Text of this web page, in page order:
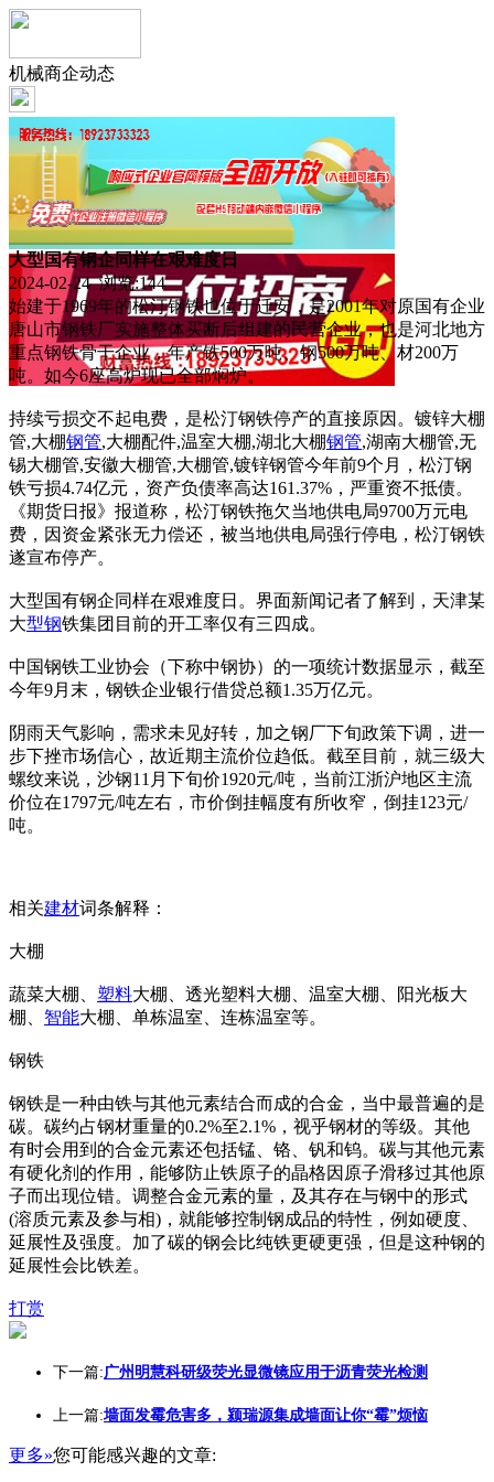
机械商企动态
大型国有钢企同样在艰难度日
2024-02-24 浏览:144
始建于1969年的松汀钢铁也位于迁安，是2001年对原国有企业
唐山市钢铁厂实施整体买断后组建的民营企业，也是河北地方
重点钢铁骨干企业，年产铁500万吨、钢500万吨、材200万
吨。如今6座高炉现已全部焖炉。
持续亏损交不起电费，是松汀钢铁停产的直接原因。镀锌大棚
管,大棚钢管,大棚配件,温室大棚,湖北大棚钢管,湖南大棚管,无
锡大棚管,安徽大棚管,大棚管,镀锌钢管今年前9个月，松汀钢
铁亏损4.74亿元，资产负债率高达161.37%，严重资不抵债。
《期货日报》报道称，松汀钢铁拖欠当地供电局9700万元电
费，因资金紧张无力偿还，被当地供电局强行停电，松汀钢铁
遂宣布停产。
大型国有钢企同样在艰难度日。界面新闻记者了解到，天津某
大型钢铁集团目前的开工率仅有三四成。
中国钢铁工业协会（下称中钢协）的一项统计数据显示，截至
今年9月末，钢铁企业银行借贷总额1.35万亿元。
阴雨天气影响，需求未见好转，加之钢厂下旬政策下调，进一
步下挫市场信心，故近期主流价位趋低。截至目前，就三级大
螺纹来说，沙钢11月下旬价1920元/吨，当前江浙沪地区主流
价位在1797元/吨左右，市价倒挂幅度有所收窄，倒挂123元/
吨。
相关建材词条解释：
大棚
蔬菜大棚、 塑料大棚、透光塑料大棚、温室大棚、阳光板大
棚、 智能大棚、单栋温室、连栋温室等。
钢铁
钢铁是一种由铁与其他元素结合而成的合金，当中最普遍的是
碳。碳约占钢材重量的0.2%至2.1%，视乎钢材的等级。其他
有时会用到的合金元素还包括锰、铬、钒和钨。碳与其他元素
有硬化剂的作用，能够防止铁原子的晶格因原子滑移过其他原
子而出现位错。调整合金元素的量，及其存在与钢中的形式
(溶质元素及参与相)，就能够控制钢成品的特性，例如硬度、
延展性及强度。加了碳的钢会比纯铁更硬更强，但是这种钢的
延展性会比铁差。
打赏
下一篇:广州明慧科研级荧光显微镜应用于沥青荧光检测
上一篇:墙面发霉危害多，颍瑞源集成墙面让你“霉”烦恼
更多»您可能感兴趣的文章: